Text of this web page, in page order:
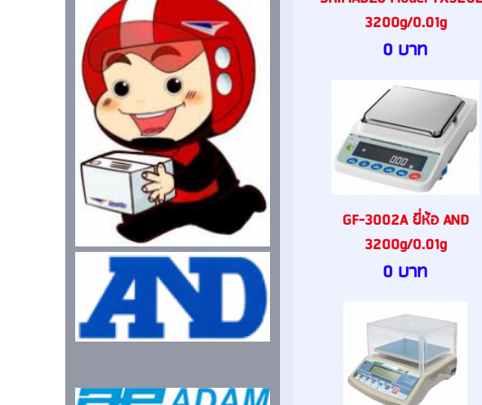
3200g/0.01g
0 บาท
GF-3002A ยี่ห้อ AND
3200g/0.01g
0 บาท